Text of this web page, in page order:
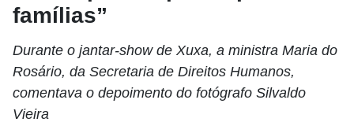
famílias”
Durante o jantar-show de Xuxa, a ministra Maria do
Rosário, da Secretaria de Direitos Humanos,
comentava o depoimento do fotógrafo Silvaldo
Vieira